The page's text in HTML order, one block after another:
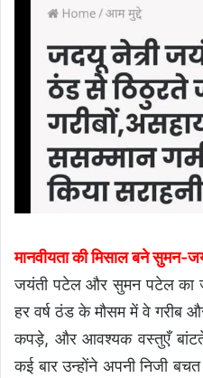
मानवीयता की मिसाल बने सुमन-
जयंती पटेल और सुमन पटेल का
हर वर्ष ठंड के मौसम में वे गरीब
कपड़े, और आवश्यक वस्तुएँ बांटते
कई बार उन्होंने अपनी निजी